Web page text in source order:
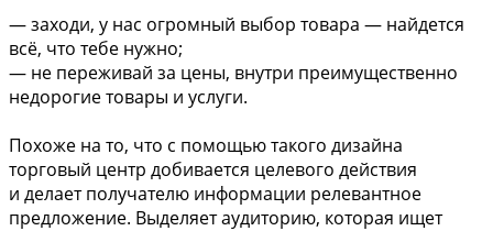
— заходи, у нас огромный выбор товара — найдется
всё, что тебе нужно;
— не переживай за цены, внутри преимущественно
недорогие товары и услуги.
Похоже на то, что с помощью такого дизайна
торговый центр добивается целевого действия
и делает получателю информации релевантное
предложение. Выделяет аудиторию, которая ищет